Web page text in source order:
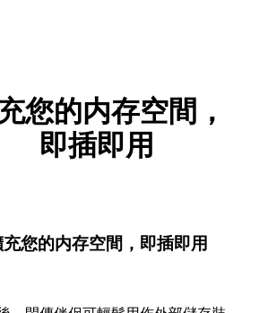
您的内存空間，
即插即用
充您的内存空間，即插即用